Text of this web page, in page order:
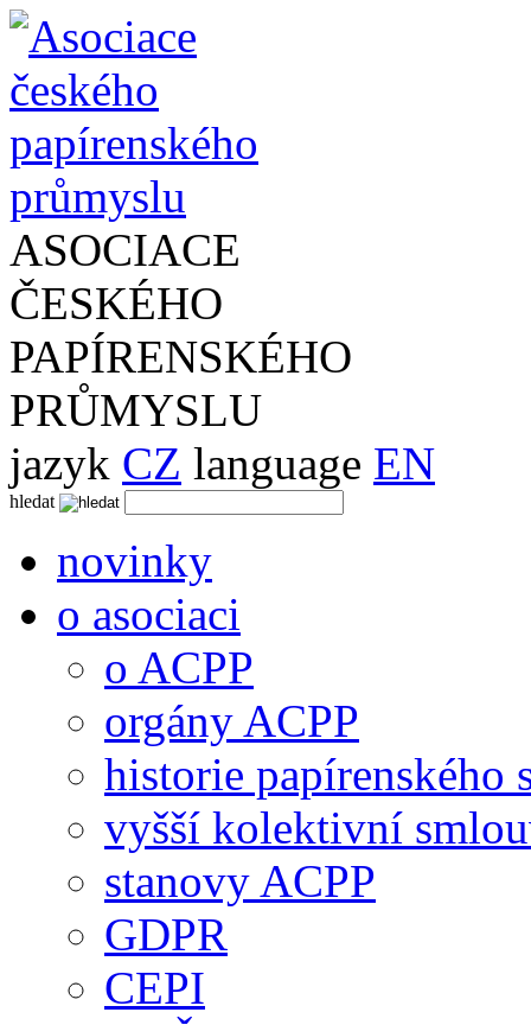
ASOCIACE
ČESKÉHO
PAPÍRENSKÉHO
PRŮMYSLU
jazyk CZ language EN
hledat
novinky
o asociaci
o ACPP
orgány ACPP
historie papírenského
vyšší kolektivní
stanovy ACPP
GDPR
CEPI